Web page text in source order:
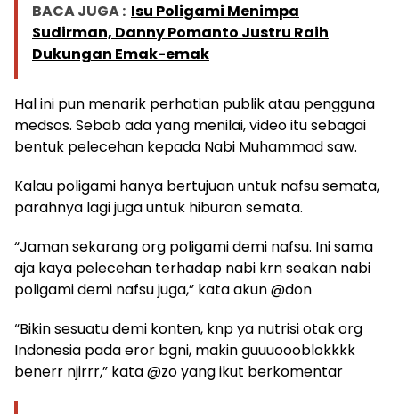
BACA JUGA : Isu Poligami Menimpa
Sudirman, Danny Pomanto Justru Raih
Dukungan Emak-emak
Hal ini pun menarik perhatian publik atau pengguna
medsos. Sebab ada yang menilai, video itu sebagai
bentuk pelecehan kepada Nabi Muhammad saw.
Kalau poligami hanya bertujuan untuk nafsu semata,
parahnya lagi juga untuk hiburan semata.
“Jaman sekarang org poligami demi nafsu. Ini sama
aja kaya pelecehan terhadap nabi krn seakan nabi
poligami demi nafsu juga,” kata akun @don
“Bikin sesuatu demi konten, knp ya nutrisi otak org
Indonesia pada eror bgni, makin guuuoooblokkkk
benerr njirrr,” kata @zo yang ikut berkomentar